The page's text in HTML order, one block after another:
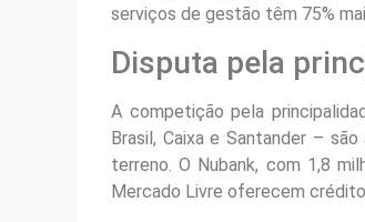
serviços de gestão têm 75%
Disputa pela
A competição pela
Brasil, Caixa e Santander –
terreno. O Nubank, com 1,8
Mercado Livre oferecem